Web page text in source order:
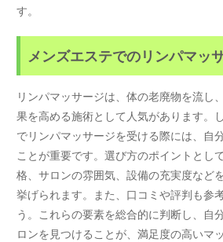
す。
メンズエステでのリンパマッ
リンパマッサージは、体の老廃物を流し
果を高める施術として人気があります。
でリンパマッサージを受ける際には、自
ことが重要です。選び方のポイントとし
格、サロンの雰囲気、設備の充実度など
挙げられます。また、口コミや評判も参
う。これらの要素を総合的に判断し、自
ロンを見つけることが、満足度の高いマ